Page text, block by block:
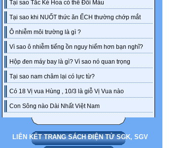
Tại sao Tắc Kè Hoa có thể Đổi Màu
Tại sao khi NUỐT thức ăn ẾCH thường chớp mắt
Ô nhiễm môi trường là gì ?
Vì sao ô nhiễm tiếng ồn nguy hiểm hơn bạn nghĩ?
Hộp đen máy bay là gì? Vì sao nó quan trọng
Tại sao nam châm lại có lực từ?
Có 18 Vị vua Hùng , 10/3 là giỗ Vị Vua nào
Con Sông nào Dài Nhất Việt Nam
LIÊN KẾT TRANG SÁCH ĐIỆN TỬ SGK, SGV